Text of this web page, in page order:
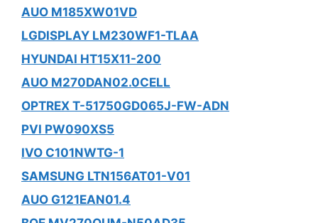
AUO M185XW01VD
LGDISPLAY LM230WF1-TLAA
HYUNDAI HT15X11-200
AUO M270DAN02.0CELL
OPTREX T-51750GD065J-FW-ADN
PVI PW090XS5
IVO C101NWTG-1
SAMSUNG LTN156AT01-V01
AUO G121EAN01.4